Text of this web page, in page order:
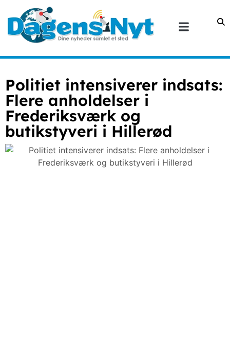
Politiet intensiverer indsats:
Flere anholdelser i
Frederiksværk og
butikstyveri i Hillerød